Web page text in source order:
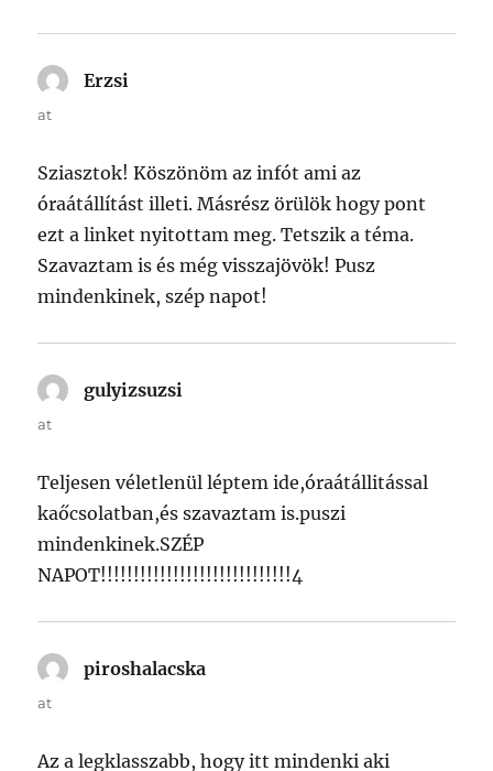
Erzsi
at
Sziasztok! Köszönöm az infót ami az
óraátállítást illeti. Másrész örülök hogy pont
ezt a linket nyitottam meg. Tetszik a téma.
Szavaztam is és még visszajövök! Pusz
mindenkinek, szép napot!
gulyizsuzsi
at
Teljesen véletlenül léptem ide,óraátállitással
kaőcsolatban,és szavaztam is.puszi
mindenkinek.SZÉP
NAPOT!!!!!!!!!!!!!!!!!!!!!!!!!!!!!4
piroshalacska
at
Az a legklasszabb, hogy itt mindenki aki